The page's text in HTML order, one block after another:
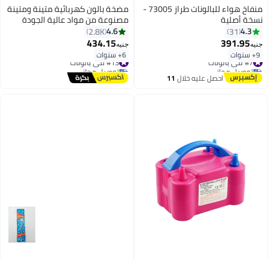
منفاخ هواء للبالونات طراز 73005 -
نسخة أصلية
4.3
31
جنيه391.95
9+ سنوات #7 في بالونات
توصيل مجاني
#7 في بالونات احصل عليه خلال 11
مضخة بالون كهربائية متينة ومتينة
مصنوعة من مواد عالية الجودة
وخفيفة الوزن 21x14x17سم
4.6
2.8K
جنيه434.15
6+ سنوات #13 في بالونات
توصيل مجاني
#13 في بالونات